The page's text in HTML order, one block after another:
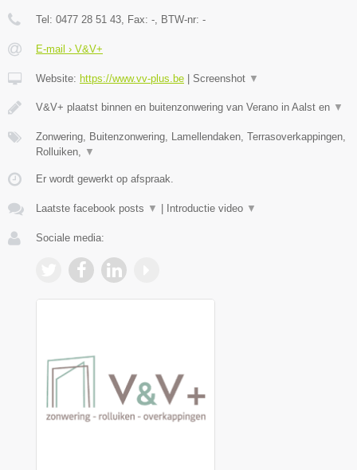
Tel: 0477 28 51 43 , Fax: - , BTW-nr: -
E-mail › V&V+
Website: https://www.vv-plus.be Screenshot ▼
V&V+ plaatst binnen en buitenzonwering van Verano in Aalst en ▼
Zonwering, Buitenzonwering, Lamellendaken, Terrasoverkappingen,
Rolluiken,
▼
Er wordt gewerkt op afspraak.
Laatste facebook posts ▼ Introductie video ▼
Sociale media: